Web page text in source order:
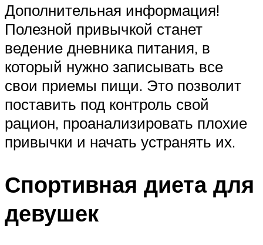
Дополнительная информация!
Полезной привычкой станет
ведение дневника питания, в
который нужно записывать все
свои приемы пищи. Это позволит
поставить под контроль свой
рацион, проанализировать плохие
привычки и начать устранять их.
Спортивная диета для
девушек